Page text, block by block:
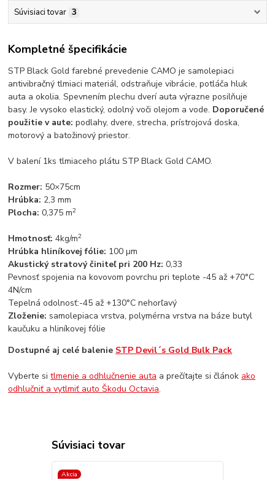
Súvisiaci tovar 3
Kompletné špecifikácie
STP Black Gold farebné prevedenie CAMO je samolepiaci
antivibračný tlmiaci materiál, odstraňuje vibrácie, potláča hluk
auta a okolia. Spevnením plechu dverí auta výrazne posilňuje
basy. Je vysoko elastický, odolný voči olejom a vode. Doporučené
použitie v aute:podlahy, dvere, strecha, prístrojová doska,
motorový a batožinový priestor.
V balení 1ks tlmiaceho plátu STP Black Gold CAMO.
Rozmer: 50×75cm
Hrúbka: 2,3 mm
Plocha: 0,375 m2
Hmotnosť: 4kg/m2
Hrúbka hliníkovej fólie: 100 µm
Akustický stratový činiteľ pri 200 Hz:0,33
Pevnosť spojenia na kovovom povrchu pri teplote -45 až +70°C
4N/cm
Tepelná odolnosť:-45 až +130°C nehorľavý
Zloženie: samolepiaca vrstva, polymérna vrstva na báze butyl
kaučuku a hliníkovej fólie
Dostupné aj celé balenie STP Devil´s Gold Bulk Pack
Vyberte sitlmenie a odhlučnenie auta a prečítajte si článok ako
odhlučniť a vytlmiť auto Škodu Octavia.
Súvisiaci tovar
Akcia